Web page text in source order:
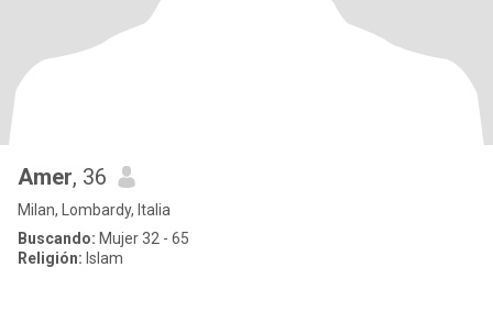
Amer, 36
Milan, Lombardy, Italia
Buscando: Mujer 32 - 65
Religión: Islam